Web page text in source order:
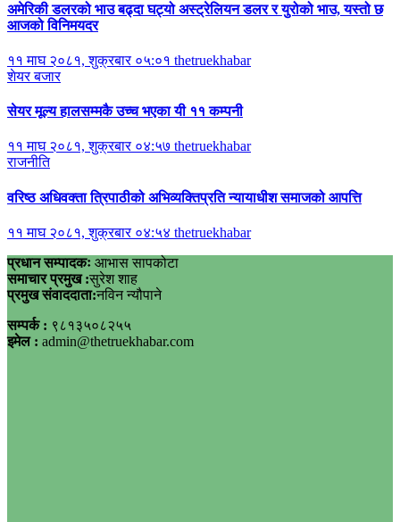
अमेरिकी डलरको भाउ बढ्दा घट्यो अस्ट्रेलियन डलर र युरोको भाउ, यस्तो छ
आजको विनिमयदर
११ माघ २०८१, शुक्रबार ०५:०१ thetruekhabar
शेयर बजार
सेयर मूल्य हालसम्मकै उच्च भएका यी ११ कम्पनी
११ माघ २०८१, शुक्रबार ०४:५७ thetruekhabar
राजनीति
वरिष्ठ अधिवक्ता त्रिपाठीको अभिव्यक्तिप्रति न्यायाधीश समाजको आपत्ति
११ माघ २०८१, शुक्रबार ०४:५४ thetruekhabar
प्रधान सम्पादकः आभास सापकोटा
समाचार प्रमुख :सुरेश शाह
प्रमुख संवाददाता:नविन न्यौपाने
सम्पर्क : ९८१३५०८२५५
इमेल : admin@thetruekhabar.com